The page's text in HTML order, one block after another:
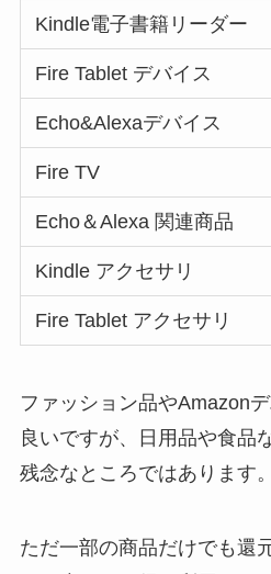
Kindle電子書籍リーダー
Fire Tablet デバイス
Echo&Alexaデバイス
Fire TV
Echo＆Alexa 関連商品
Kindle アクセサリ
Fire Tablet アクセサリ
ファッション品やAmazon
良いですが、日用品や食品
残念なところではあります。
ただ一部の商品だけでも還